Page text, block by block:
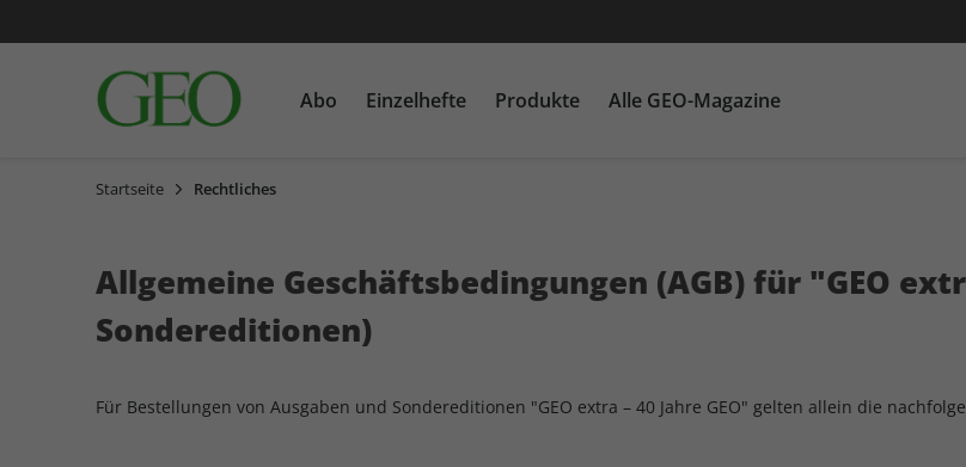
Abo
GEOLINO MINI MEIN ERSTES GEOLINO
Einzelhefte Produkte Alle GEO-Magazine
Startseite Rechtliches
Allgemeine Geschäftsbedingungen (AGB) für "GEO
Sondereditionen)
Für Bestellungen von Ausgaben und Sondereditionen "GEO extra – 40 Jahre GEO" gelten allein die